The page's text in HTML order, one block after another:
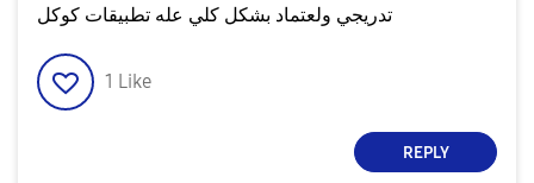
تدريجي ولعتماد بشكل كلي عله تطبيقات كوكل
1 Like
REPLY